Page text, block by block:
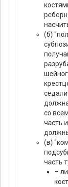
(б)
со
часть
(в)
часть
–